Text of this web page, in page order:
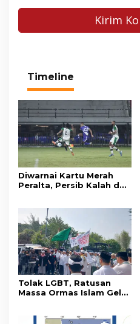
Timeline
Diwarnai Kartu Merah
Peralta, Persib Kalah dari
Tolak LGBT, Ratusan
Massa Ormas Islam Gelar